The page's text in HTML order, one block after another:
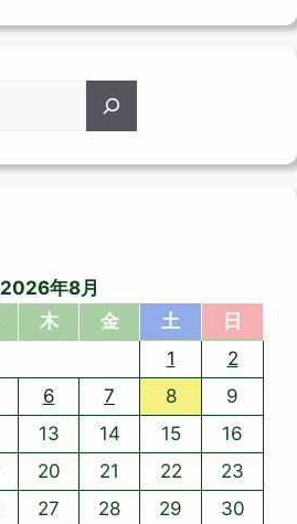
2026年8月
木 金 土
日
1
2
6 7 8
9
13 14 15
16
20 21 22
23
27 28 29
30